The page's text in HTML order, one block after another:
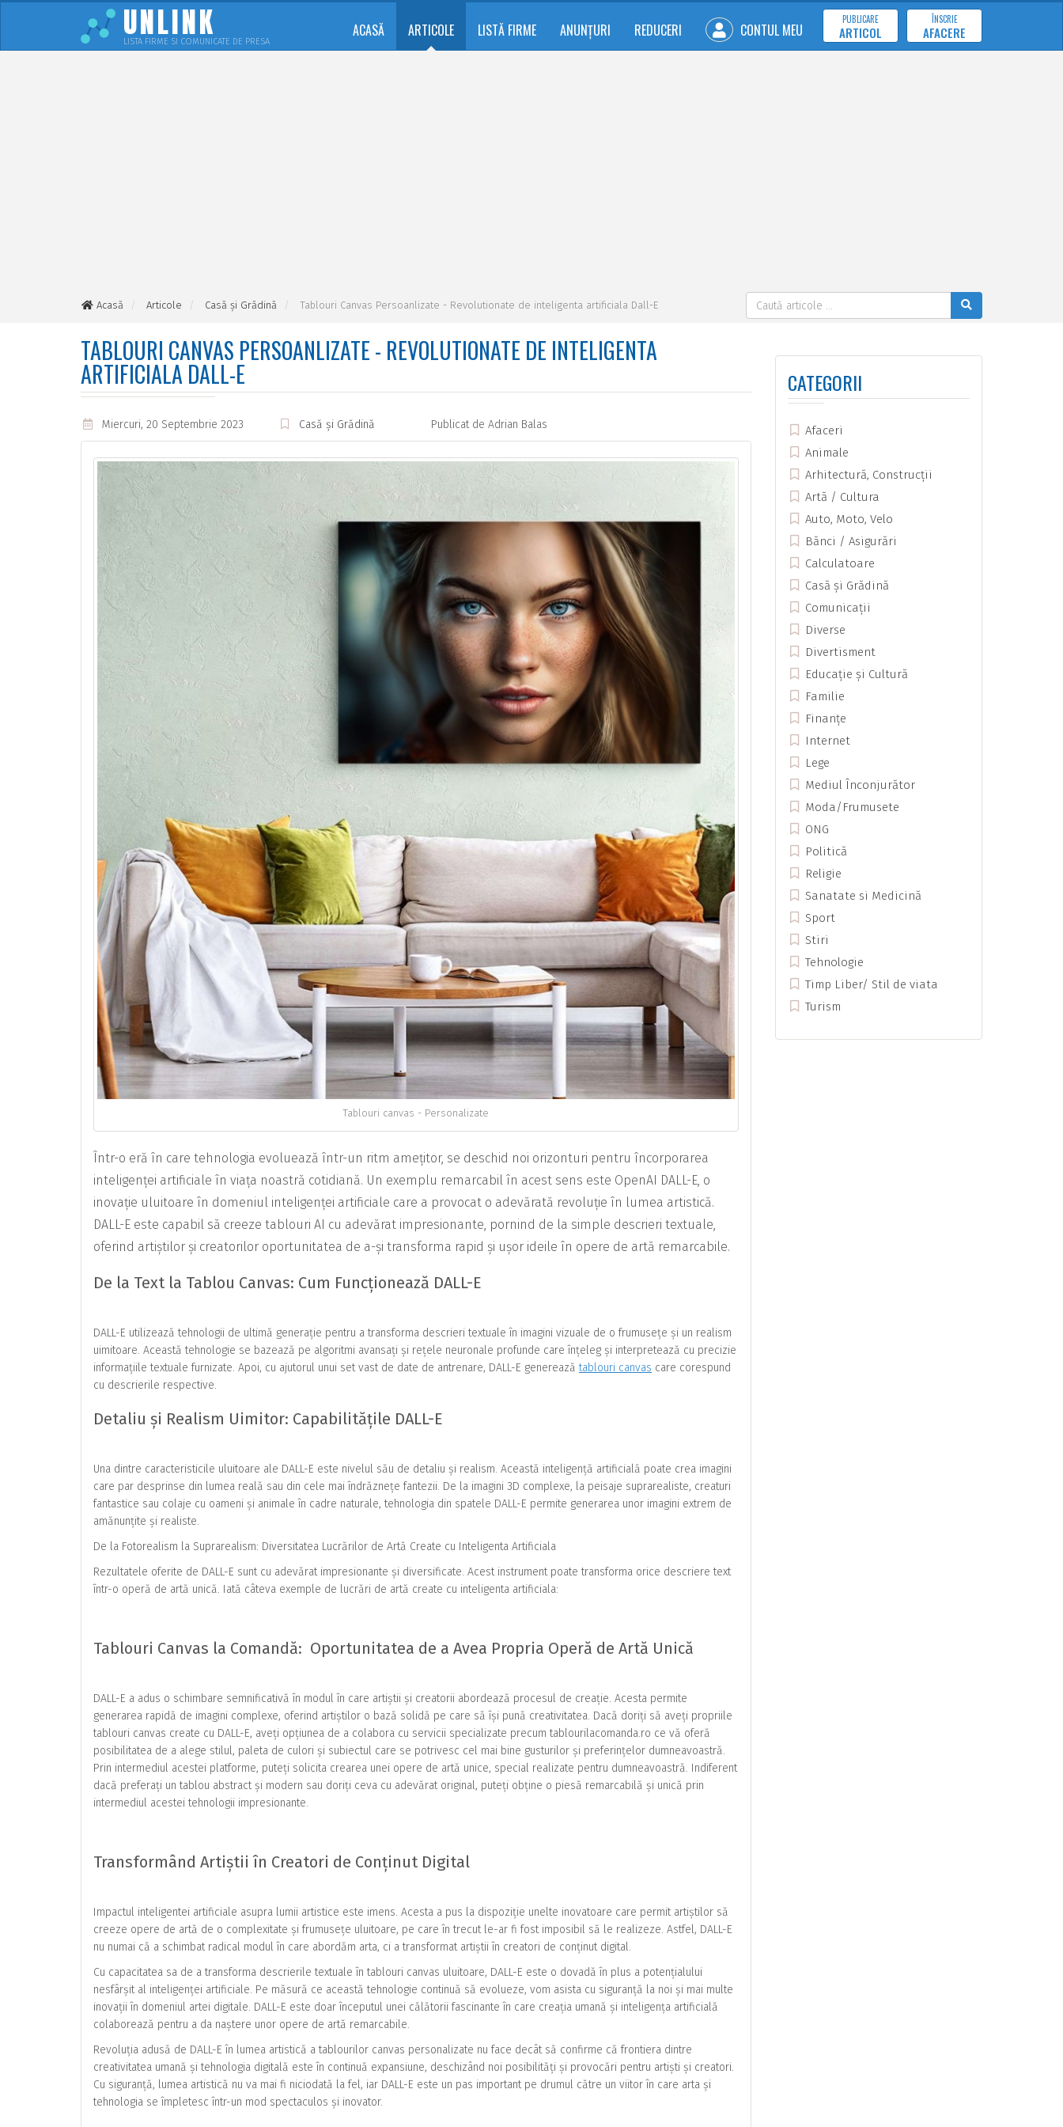
UNLINK
LISTA FIRME SI COMUNICATE DE PRESA
ACASĂ ARTICOLE LISTĂ FIRME ANUNȚURI REDUCERI CONTUL MEU
PUBLICARE
ARTICOL
ÎNSCRIE
AFACERE
Acasă Articole Casă și Grădină Tablouri Canvas Persoanlizate - Revolutionate de inteligenta artificiala Dall-E
TABLOURI CANVAS PERSOANLIZATE - REVOLUTIONATE DE INTELIGENTA
ARTIFICIALA DALL-E
Miercuri, 20 Septembrie 2023 Casă și Grădină Publicat de Adrian Balas
Tablouri canvas - Personalizate
Într-o eră în care tehnologia evoluează într-un ritm amețitor, se deschid noi orizonturi pentru încorporarea
inteligenței artificiale în viața noastră cotidiană. Un exemplu remarcabil în acest sens este OpenAI DALL-E, o
inovație uluitoare în domeniul inteligenței artificiale care a provocat o adevărată revoluție în lumea artistică.
DALL-E este capabil să creeze tablouri AI cu adevărat impresionante, pornind de la simple descrieri textuale,
oferind artiștilor și creatorilor oportunitatea de a-și transforma rapid și ușor ideile în opere de artă remarcabile.
De la Text la Tablou Canvas: Cum Funcționează DALL-E
DALL-E utilizează tehnologii de ultimă generație pentru a transforma descrieri textuale în imagini vizuale de o frumusețe și un realism
uimitoare. Această tehnologie se bazează pe algoritmi avansați și rețele neuronale profunde care înțeleg și interpretează cu precizie
informațiile textuale furnizate. Apoi, cu ajutorul unui set vast de date de antrenare, DALL-E genereazătablouri canvas care corespund
cu descrierile respective.
Detaliu și Realism Uimitor: Capabilitățile DALL-E
Una dintre caracteristicile uluitoare ale DALL-E este nivelul său de detaliu și realism. Această inteligență artificială poate crea imagini
care par desprinse din lumea reală sau din cele mai îndrăznețe fantezii. De la imagini 3D complexe, la peisaje suprarealiste, creaturi
fantastice sau colaje cu oameni și animale în cadre naturale, tehnologia din spatele DALL-E permite generarea unor imagini extrem de
amănunțite și realiste.
De la Fotorealism la Suprarealism: Diversitatea Lucrărilor de Artă Create cu Inteligenta Artificiala
Rezultatele oferite de DALL-E sunt cu adevărat impresionante și diversificate. Acest instrument poate transforma orice descriere text
într-o operă de artă unică. Iată câteva exemple de lucrări de artă create cu inteligenta artificiala:
Tablouri Canvas la Comandă: Oportunitatea de a Avea Propria Operă de Artă Unică
DALL-E a adus o schimbare semnificativă în modul în care artiștii și creatorii abordează procesul de creație. Acesta permite
generarea rapidă de imagini complexe, oferind artiștilor o bază solidă pe care să își pună creativitatea. Dacă doriți să aveți propriile
tablouri canvas create cu DALL-E, aveți opțiunea de a colabora cu servicii specializate precum tablourilacomanda.ro ce vă oferă
posibilitatea de a alege stilul, paleta de culori și subiectul care se potrivesc cel mai bine gusturilor și preferințelor dumneavoastră.
Prin intermediul acestei platforme, puteți solicita crearea unei opere de artă unice, special realizate pentru dumneavoastră. Indiferent
dacă preferați un tablou abstract și modern sau doriți ceva cu adevărat original, puteți obține o piesă remarcabilă și unică prin
intermediul acestei tehnologii impresionante.
Transformând Artiștii în Creatori de Conținut Digital
Impactul inteligentei artificiale asupra lumii artistice este imens. Acesta a pus la dispoziție unelte inovatoare care permit artiștilor să
creeze opere de artă de o complexitate și frumusețe uluitoare, pe care în trecut le-ar fi fost imposibil să le realizeze. Astfel, DALL-E
nu numai că a schimbat radical modul în care abordăm arta, ci a transformat artiștii în creatori de conținut digital.
Cu capacitatea sa de a transforma descrierile textuale în tablouri canvas uluitoare, DALL-E este o dovadă în plus a potențialului
nesfârșit al inteligenței artificiale. Pe măsură ce această tehnologie continuă să evolueze, vom asista cu siguranță la noi și mai multe
inovații în domeniul artei digitale. DALL-E este doar începutul unei călătorii fascinante în care creația umană și inteligența artificială
colaborează pentru a da naștere unor opere de artă remarcabile.
Revoluția adusă de DALL-E în lumea artistică a tablourilor canvas personalizate nu face decât să confirme că frontiera dintre
creativitatea umană și tehnologia digitală este în continuă expansiune, deschizând noi posibilități și provocări pentru artiști și creatori.
Cu siguranță, lumea artistică nu va mai fi niciodată la fel, iar DALL-E este un pas important pe drumul către un viitor în care arta și
tehnologia se împletesc într-un mod spectaculos și inovator.
CATEGORII
Afaceri
Animale
Arhitectură, Construcții
Artă / Cultura
Auto, Moto, Velo
Bănci / Asigurări
Calculatoare
Casă și Grădină
Comunicații
Diverse
Divertisment
Educație și Cultură
Familie
Finanțe
Internet
Lege
Mediul Înconjurător
Moda/Frumusete
ONG
Politică
Religie
Sanatate si Medicină
Sport
Stiri
Tehnologie
Timp Liber/ Stil de viata
Turism